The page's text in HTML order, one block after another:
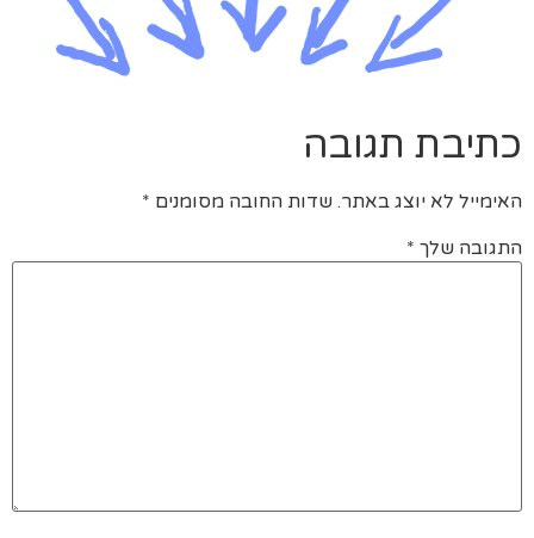
כתיבת תגובה
האימייל לא יוצג באתר. שדות החובה מסומנים *
התגובה שלך *